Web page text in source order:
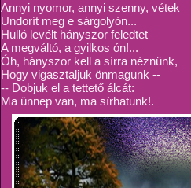
Annyi nyomor, annyi szenny, vétek
Undorít meg e sárgolyón...
Hulló levélt hányszor feledtet
A megváltó, a gyilkos ón!...
Óh, hányszor kell a sírra néznünk,
Hogy vigasztaljuk önmagunk --
-- Dobjuk el a tettető álcát:
Ma ünnep van, ma sírhatunk!.